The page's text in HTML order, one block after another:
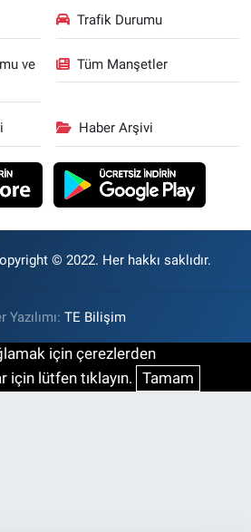
Trafik Durumu
ve
Tüm Manşetler
Haber Arşivi
© 2022. Her hakkı saklıdır.
Yazılımı: TE Bilişim
için çerezlerden
için lütfen tıklayın. Tamam